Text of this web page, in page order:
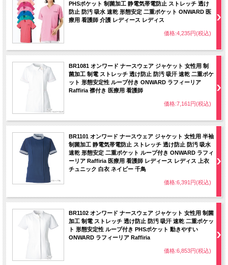
PHSポケット 制菌加工 静電気帯電防止 ストレッチ 透け
防止 防汚 吸水 速乾 形態安定 二重ポケット ONWARD 医
療用 看護師 介護 レディース レディス
価格:4,235円(税込)
BR1081 オンワード ナースウェア ジャケット 女性用 制
菌加工 制電 ストレッチ 透け防止 防汚 吸汗 速乾 二重ポケ
ット 形態安定性 ループ付き ONWARD ラフィーリア
Raffiria 襟付き 医療用 看護師
価格:7,161円(税込)
BR1101 オンワード ナースウェア ジャケット 女性用 半袖
制菌加工 静電気帯電防止 ストレッチ 透け防止 防汚 吸水
速乾 形態安定 二重ポケット ループ付き ONWARD ラフィ
ーリア Raffiria 医療用 看護師 レディース レディス 上衣
チュニック 白衣 ネイビー 千鳥
価格:6,391円(税込)
BR1102 オンワード ナースウェア ジャケット 女性用 制菌
加工 制電 ストレッチ 透け防止 防汚 吸汗 速乾 二重ポケッ
ト 形態安定性 ループ付き PHSポケット 動きやすい
ONWARD ラフィーリア Raffiria
価格:6,853円(税込)